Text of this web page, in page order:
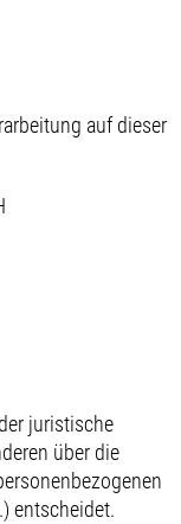
auf dieser
juristische
über die
entscheidet.